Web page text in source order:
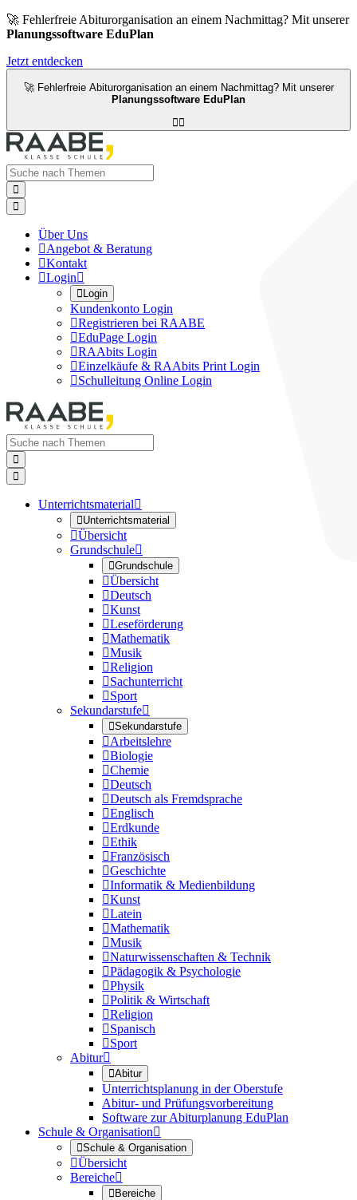
🚀 Fehlerfreie Abiturorganisation an einem Nachmittag? Mit unserer
Planungssoftware EduPlan
Jetzt entdecken
🚀 Fehlerfreie Abiturorganisation an einem Nachmittag? Mit unserer
Planungssoftware EduPlan



Über Uns
Angebot & Beratung
Kontakt
Login
Login
Kundenkonto Login
Registrieren bei RAABE
EduPage Login
RAAbits Login
Einzelkäufe & RAAbits Print Login
Schulleitung Online Login


Unterrichtsmaterial
Unterrichtsmaterial
Übersicht
Grundschule
Grundschule
Übersicht
Deutsch
Kunst
Leseförderung
Mathematik
Musik
Religion
Sachunterricht
Sport
Sekundarstufe
Sekundarstufe
Arbeitslehre
Biologie
Chemie
Deutsch
Deutsch als Fremdsprache
Englisch
Erdkunde
Ethik
Französisch
Geschichte
Informatik & Medienbildung
Kunst
Latein
Mathematik
Musik
Naturwissenschaften & Technik
Pädagogik & Psychologie
Physik
Politik & Wirtschaft
Religion
Spanisch
Sport
Abitur
Abitur
Unterrichtsplanung in der Oberstufe
Abitur- und Prüfungsvorbereitung
Software zur Abiturplanung EduPlan
Schule & Organisation
Schule & Organisation
Übersicht
Bereiche
Bereiche